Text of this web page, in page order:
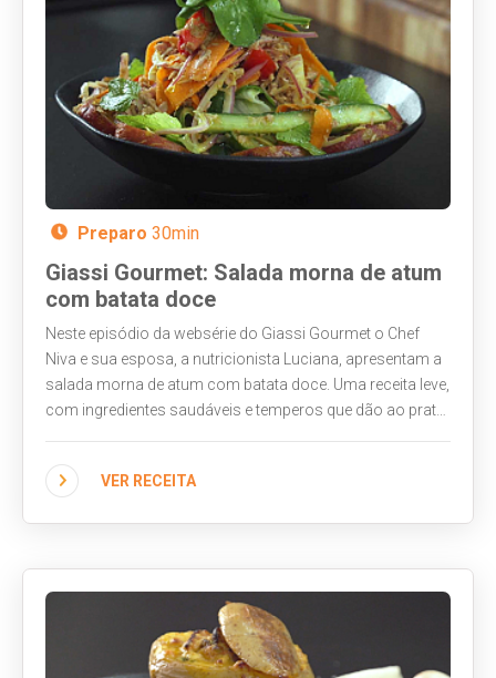
Preparo 30min
Giassi Gourmet: Salada morna de atum
com batata doce
Neste episódio da websérie do Giassi Gourmet o Chef
Niva e sua esposa, a nutricionista Luciana, apresentam a
salada morna de atum com batata doce. Uma receita leve,
com ingredientes saudáveis e temperos que dão ao prato
casa também!
VER RECEITA